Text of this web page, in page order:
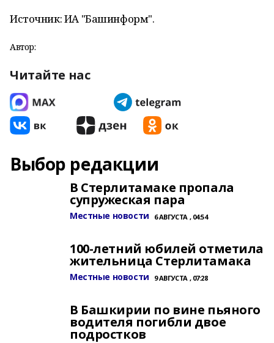
Источник: ИА "Башинформ".
Автор:
Читайте нас
Выбор редакции
В Стерлитамаке пропала
супружеская пара
Местные новости 6 АВГУСТА , 04:54
100-летний юбилей отметила
жительница Стерлитамака
Местные новости 9 АВГУСТА , 07:28
В Башкирии по вине пьяного
водителя погибли двое
подростков